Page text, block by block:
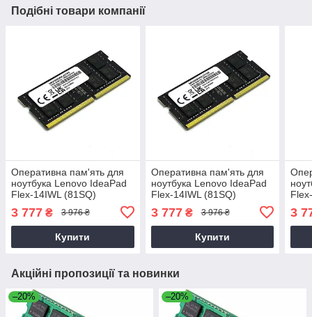
Подібні товари компанії
Оперативна пам'ять для
ноутбука Lenovo IdeaPad
Flex-14IWL (81SQ)
3 777 ₴ 3 976 ₴
Купити
Оперативна пам'ять для
ноутбука Lenovo IdeaPad
Flex-14IWL (81SQ)
3 777₴ 3 976 ₴
Купити
3
Акційні пропозиції та новинки
–20% –20%